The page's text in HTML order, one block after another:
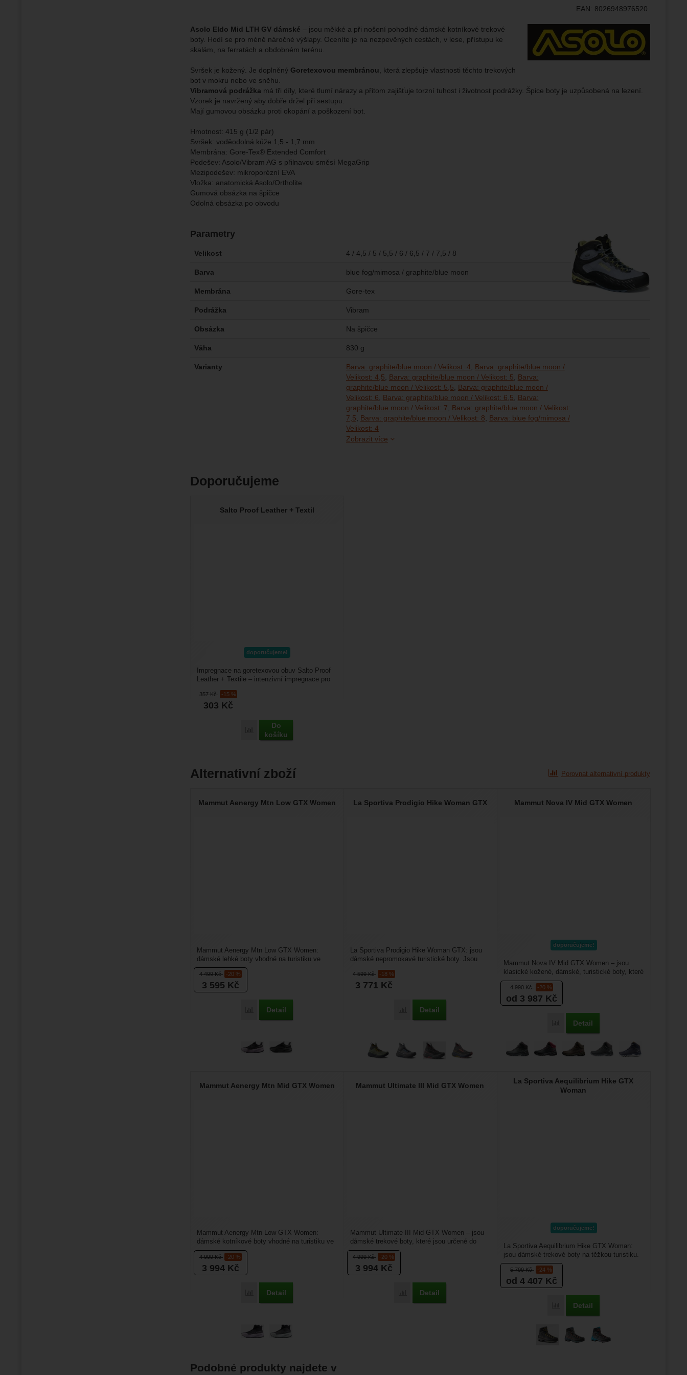
nám zobrazit služby jako je chat a podobně.
Analytické
Povoleno
Jejich pomocí určujeme počet návštěv a zdroje návštěv našich internetových stránek.
Data získaná pomocí těchto cookies zpracováváme souhrnně a anonymně, takže
nejsme schopni identifikovat konkrétní uživatele našeho webu.
Marketingové
Marketingové - abychom vás neobtěžovali nevhodnou reklamou
Povoleno
vhodné obsahy nebo reklamy jak na našich stránkách, tak na stránkách třetích stran.
EAN: 8026948976520
Výrobce:
Asolo Eldo Mid LTH GV dámské – jsou měkké a při nošení pohodlné dámské kotníkové trekové
boty. Hodí se pro méně náročné výšlapy. Oceníte je na nezpevěných cestách, v lese, přístupu ke
skalám, na ferratách a obdobném terénu.
Svršek je kožený. Je doplněný Goretexovou membránou , která zlepšuje vlastnosti těchto trekových
bot v mokru nebo ve sněhu.
Vibramová podrážka má tři díly, které tlumí nárazy a přitom zajišťuje torzní tuhost i životnost podrážky. Špice boty je uzpůsobená na lezení.
Vzorek je navržený aby dobře držel při sestupu.
Mají gumovou obsázku proti okopání a poškození bot.
Hmotnost: 415 g (1/2 pár)
Svršek: voděodolná kůže 1,5 - 1,7 mm
Membrána: Gore-Tex® Extended Comfort
Podešev: Asolo/Vibram AG s přilnavou směsí MegaGrip
Mezipodešev: mikroporézní EVA
Vložka: anatomická Asolo/Ortholite
Gumová obsázka na špičce
Odolná obsázka po obvodu
Parametry
Velikost 4 / 4,5 / 5 / 5,5 / 6 / 6,5 / 7 / 7,5 / 8
Barva blue fog/mimosa / graphite/blue moon
Membrána Gore-tex
Podrážka Vibram
Obsázka Na špičce
Váha 830 g
Varianty Barva: graphite/blue moon / Velikost: 4
Barva: graphite/blue moon /
Velikost: 4,5
Barva: graphite/blue moon / Velikost: 5
Barva:
graphite/blue moon / Velikost: 5,5
Barva: graphite/blue moon /
Velikost: 6
Barva: graphite/blue moon / Velikost: 6,5
Barva:
graphite/blue moon / Velikost: 7
Barva: graphite/blue moon / Velikost:
7,5
Barva: graphite/blue moon / Velikost: 8
Barva: blue fog/mimosa /
Velikost: 4
Zobrazit více
Doporučujeme
Salto Proof Leather + Textil
doporučujeme!
357Kč -15 %
303 Kč
Porovnat
Do
košíku
Impregnace na goretexovou obuv Salto Proof
Leather + Textile – intenzivní impregnace pro
Alternativní zboží Porovnat alternativní produkty
Mammut Aenergy Mtn Low GTX Women
4 499Kč -20 %
3 595 Kč
Porovnat
Detail
Mammut Aenergy Mtn Low GTX Women:
dámské lehké boty vhodné na turistiku ve
skalnatém terénu. Jsou vyrobené...
La Sportiva Prodigio Hike Woman GTX
4 599Kč -18 %
3 771 Kč
Porovnat
Detail
La Sportiva Prodigio Hike Woman GTX: jsou
dámské nepromokavé turistické boty. Jsou
Mammut Nova IV Mid GTX Women
doporučujeme!
4 990Kč -20 %
od 3 987 Kč
Porovnat
Detail
Mammut Nova IV Mid GTX Women – jsou
klasické kožené, dámské, turistické boty, které
jsou určené do lehčího...
Mammut Aenergy Mtn Mid GTX Women
4 999Kč -20 %
3 994 Kč
Porovnat
Detail
Mammut Aenergy Mtn Low GTX Women:
dámské kotníkové boty vhodné na turistiku ve
skalnatém terénu. Jsou...
Mammut Ultimate III Mid GTX Women
4 999Kč -20 %
3 994 Kč
Porovnat
Detail
Mammut Ultimate III Mid GTX Women – jsou
dámské trekové boty, které jsou určené do
lehčího terénu, na...
La Sportiva Aequilibrium Hike GTX
Woman
doporučujeme!
5 799Kč -24 %
od 4 407 Kč
Porovnat
Detail
La Sportiva Aequilibrium Hike GTX Woman:
jsou dámské trekové boty na těžkou turistiku.
Svršek je z oděruvzdorné...
Podobné produkty najdete v